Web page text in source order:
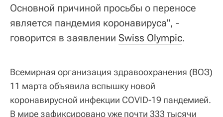
Основной причиной просьбы о переносе
является пандемия коронавируса", -
говорится в заявлении Swiss Olympic.
Всемирная организация здравоохранения (ВОЗ)
11 марта объявила вспышку новой
коронавирусной инфекции COVID-19 пандемией.
В мире зафиксировано уже почти 333 тысячи